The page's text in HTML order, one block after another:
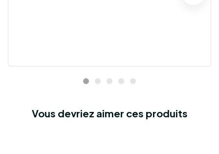
Vous devriez aimer ces produits